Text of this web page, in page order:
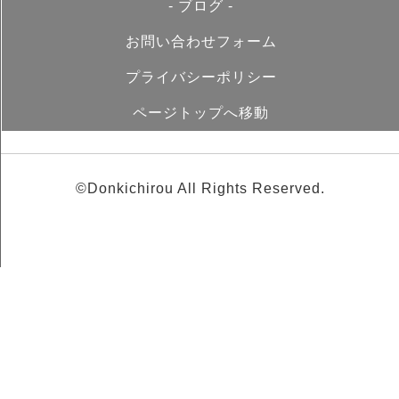
- ブログ -
お問い合わせフォーム
プライバシーポリシー
ページトップへ移動
©Donkichirou All Rights Reserved.